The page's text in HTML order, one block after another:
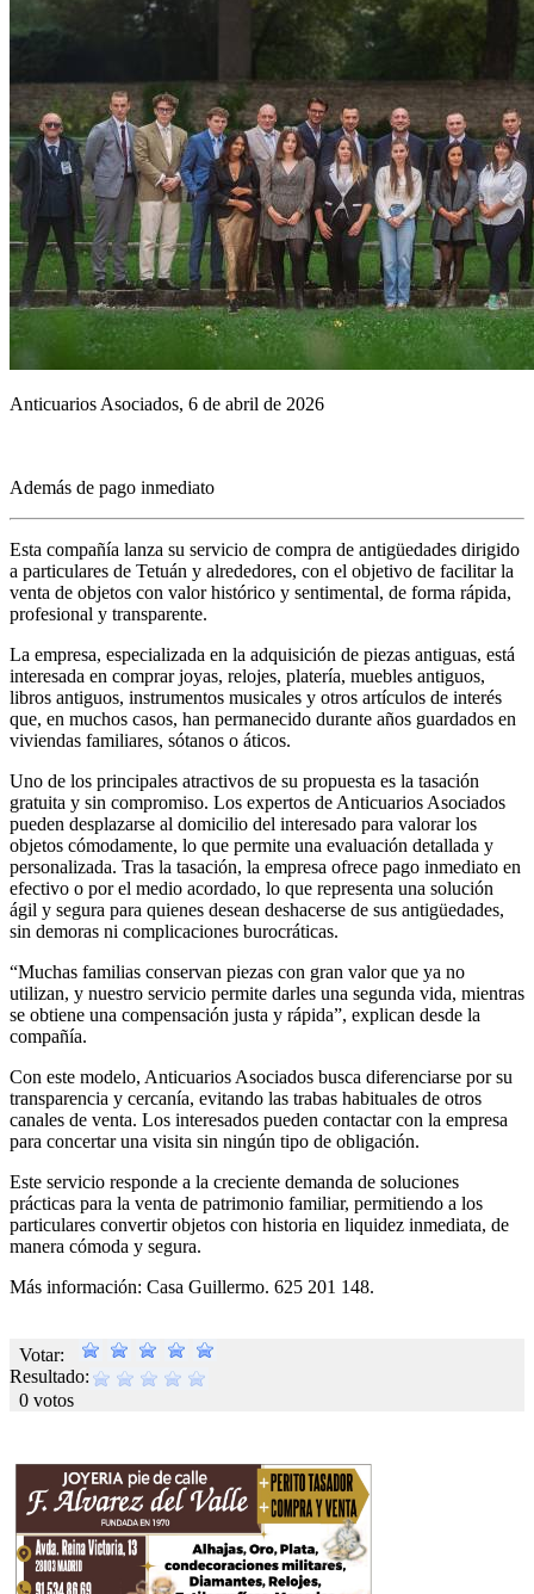
Anticuarios Asociados, 6 de abril de 2026
Además de pago inmediato
Esta compañía lanza su servicio de compra de antigüedades dirigido
a particulares de Tetuán y alrededores, con el objetivo de facilitar la
venta de objetos con valor histórico y sentimental, de forma rápida,
profesional y transparente.
La empresa, especializada en la adquisición de piezas antiguas, está
interesada en comprar joyas, relojes, platería, muebles antiguos,
libros antiguos, instrumentos musicales y otros artículos de interés
que, en muchos casos, han permanecido durante años guardados en
viviendas familiares, sótanos o áticos.
Uno de los principales atractivos de su propuesta es la tasación
gratuita y sin compromiso. Los expertos de Anticuarios Asociados
pueden desplazarse al domicilio del interesado para valorar los
objetos cómodamente, lo que permite una evaluación detallada y
personalizada. Tras la tasación, la empresa ofrece pago inmediato en
efectivo o por el medio acordado, lo que representa una solución
ágil y segura para quienes desean deshacerse de sus antigüedades,
sin demoras ni complicaciones burocráticas.
“Muchas familias conservan piezas con gran valor que ya no
utilizan, y nuestro servicio permite darles una segunda vida, mientras
se obtiene una compensación justa y rápida”, explican desde la
compañía.
Con este modelo, Anticuarios Asociados busca diferenciarse por su
transparencia y cercanía, evitando las trabas habituales de otros
canales de venta. Los interesados pueden contactar con la empresa
para concertar una visita sin ningún tipo de obligación.
Este servicio responde a la creciente demanda de soluciones
prácticas para la venta de patrimonio familiar, permitiendo a los
particulares convertir objetos con historia en liquidez inmediata, de
manera cómoda y segura.
Más información: Casa Guillermo. 625 201 148.
Votar:
Resultado:
0 votos